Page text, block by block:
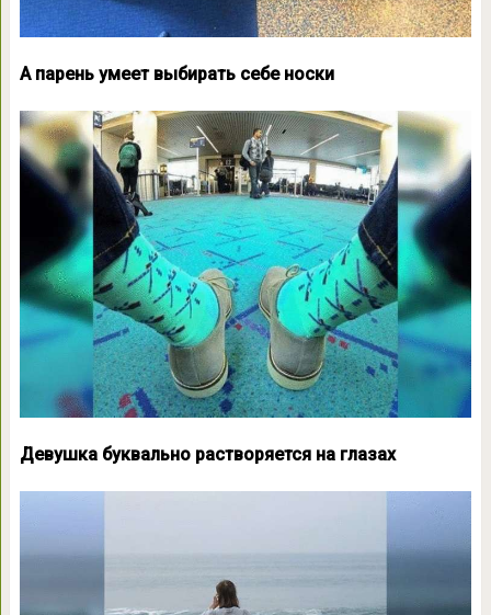
А парень умеет выбирать себе носки
Девушка буквально растворяется на глазах